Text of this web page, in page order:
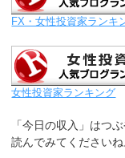
FX・女性投資家ランキ
女性投資家ランキング
「今日の収入」はつ
読んでみてくださいね